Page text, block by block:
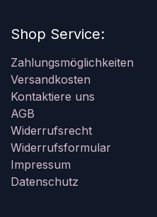
Shop Service:
Zahlungsmöglichkeiten
Versandkosten
Kontaktiere uns
AGB
Widerrufsrecht
Widerrufsformular
Impressum
Datenschutz